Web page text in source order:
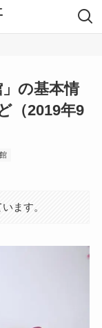
の基本情
（2019年9
ます。